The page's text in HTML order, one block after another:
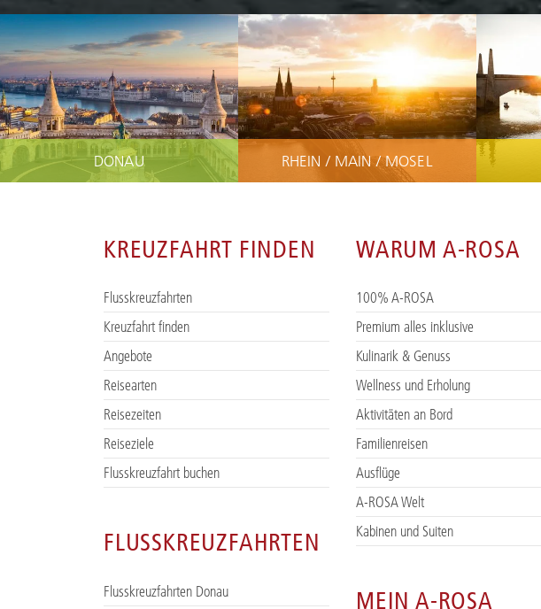
DONAU RHEIN / MAIN / MOSEL
KREUZFAHRT FINDEN
Flusskreuzfahrten
Kreuzfahrt finden
Angebote
Reisearten
Reisezeiten
Reiseziele
Flusskreuzfahrt buchen
FLUSSKREUZFAHRTEN
Flusskreuzfahrten Donau
WARUM A-ROSA
100% A-ROSA
Premium alles inklusive
Kulinarik & Genuss
Wellness und Erholung
Aktivitäten an Bord
Familienreisen
Ausflüge
A-ROSA Welt
Kabinen und Suiten
MEIN A-ROSA